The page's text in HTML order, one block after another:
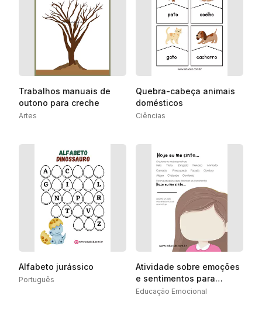
Trabalhos manuais de
outono para creche
Artes
Quebra-cabeça animais
domésticos
Ciências
Alfabeto jurássico
Português
Atividade sobre emoções
e sentimentos para
Ensino Fundamental
Educação Emocional